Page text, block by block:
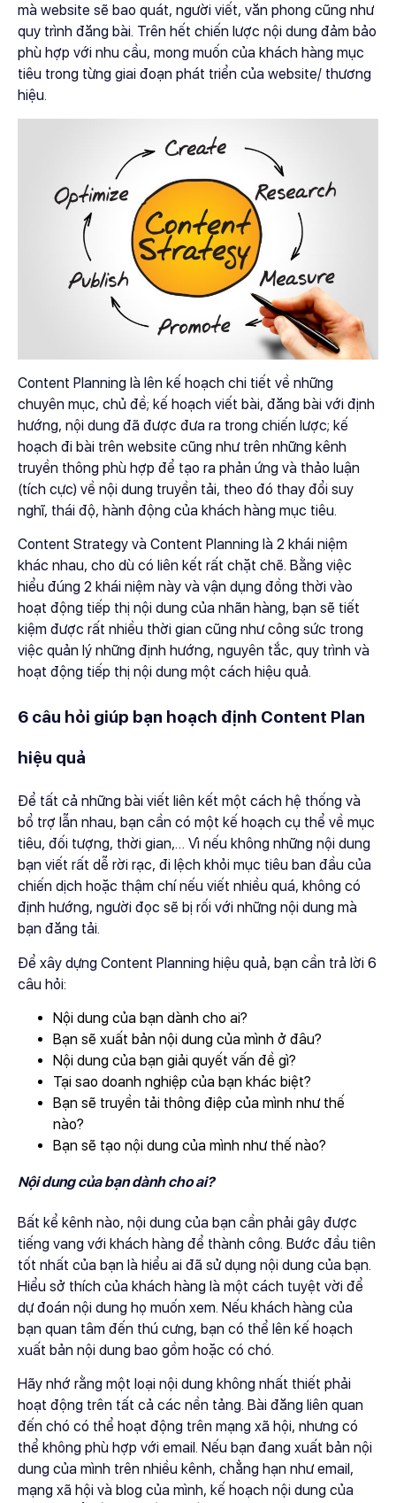
mà website sẽ bao quát, người viết, văn phong cũng như
quy trình đăng bài. Trên hết chiến lược nội dung đảm bảo
phù hợp với nhu cầu, mong muốn của khách hàng mục
tiêu trong từng giai đoạn phát triển của website/ thương
hiệu.
Content Planning là lên kế hoạch chi tiết về những
chuyên mục, chủ đề; kế hoạch viết bài, đăng bài với định
hướng, nội dung đã được đưa ra trong chiến lược; kế
hoạch đi bài trên website cũng như trên những kênh
truyền thông phù hợp để tạo ra phản ứng và thảo luận
(tích cực) về nội dung truyền tải, theo đó thay đổi suy
nghĩ, thái độ, hành động của khách hàng mục tiêu.
Content Strategy và Content Planning là 2 khái niệm
khác nhau, cho dù có liên kết rất chặt chẽ. Bằng việc
hiểu đúng 2 khái niệm này và vận dụng đồng thời vào
hoạt động tiếp thị nội dung của nhãn hàng, bạn sẽ tiết
kiệm được rất nhiều thời gian cũng như công sức trong
việc quản lý những định hướng, nguyên tắc, quy trình và
hoạt động tiếp thị nội dung một cách hiệu quả.
6 câu hỏi giúp bạn hoạch định Content Plan
hiệu quả
Để tất cả những bài viết liên kết một cách hệ thống và
bổ trợ lẫn nhau, bạn cần có một kế hoạch cụ thể về mục
tiêu, đối tượng, thời gian,… Vì nếu không những nội dung
bạn viết rất dễ rời rạc, đi lệch khỏi mục tiêu ban đầu của
chiến dịch hoặc thậm chí nếu viết nhiều quá, không có
định hướng, người đọc sẽ bị rối với những nội dung mà
bạn đăng tải.
Để xây dựng Content Planning hiệu quả, bạn cần trả lời 6
câu hỏi:
Nội dung của bạn dành cho ai?
Bạn sẽ xuất bản nội dung của mình ở đâu?
Nội dung của bạn giải quyết vấn đề gì?
Tại sao doanh nghiệp của bạn khác biệt?
Bạn sẽ truyền tải thông điệp của mình như thế
nào?
Bạn sẽ tạo nội dung của mình như thế nào?
Nội dung của bạn dành cho ai?
Bất kể kênh nào, nội dung của bạn cần phải gây được
tiếng vang với khách hàng để thành công. Bước đầu tiên
tốt nhất của bạn là hiểu ai đã sử dụng nội dung của bạn.
Hiểu sở thích của khách hàng là một cách tuyệt vời để
dự đoán nội dung họ muốn xem. Nếu khách hàng của
bạn quan tâm đến thú cưng, bạn có thể lên kế hoạch
xuất bản nội dung bao gồm hoặc có chó.
Hãy nhớ rằng một loại nội dung không nhất thiết phải
hoạt động trên tất cả các nền tảng. Bài đăng liên quan
đến chó có thể hoạt động trên mạng xã hội, nhưng có
thể không phù hợp với email. Nếu bạn đang xuất bản nội
dung của mình trên nhiều kênh, chẳng hạn như email,
mạng xã hội và blog của mình, kế hoạch nội dung của